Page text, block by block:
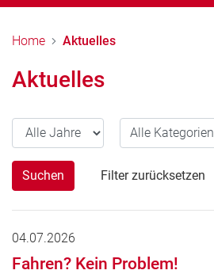
Home Aktuelles
Aktuelles
Alle Jahre Alle Kategorien
Alle Kategorien
Suchen Filter zurücksetzen
04.07.2026
Fahren? Kein Problem!